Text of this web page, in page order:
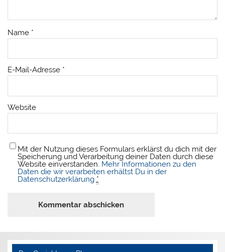
Name *
E-Mail-Adresse *
Website
Mit der Nutzung dieses Formulars erklärst du dich mit der
Speicherung und Verarbeitung deiner Daten durch diese
Website einverstanden. Mehr Informationen zu den
Daten die wir verarbeiten erhältst Du in der
Datenschutzerklärung *